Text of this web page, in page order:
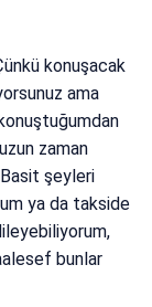
konuşacak
ama
zaman
şeyleri
ya da takside
bunlar